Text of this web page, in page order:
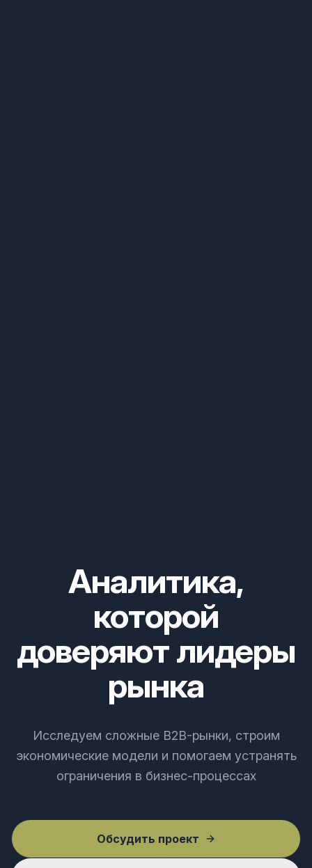
Аналитика,
которой
доверяют лидеры
рынка
Исследуем сложные B2B-рынки, строим
экономические модели и помогаем устранять
ограничения в бизнес-процессах
Обсудить проект